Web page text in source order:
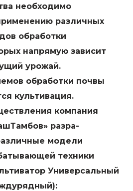
необходимо
различных
обработки
напрямую зависит
урожай.
обработки почвы
культивация.
компания
разра-
модели
техники
Универсальный